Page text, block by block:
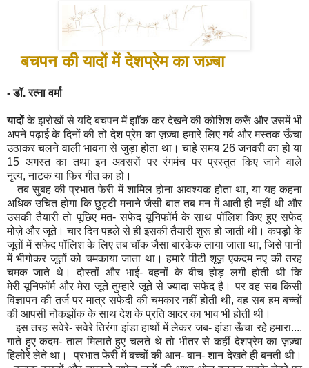
बचपन की यादों में देशप्रेम का जज़्बा
- डॉ. रत्ना वर्मा
यादोंके झरोखों से यदि बचपन में झाँक कर देखने की कोशिश करूँ और उसमें भी
अपने पढ़ाई के दिनों की तो देश प्रेम का ज़ज़्बा हमारे लिए गर्व और मस्तक ऊँचा
उठाकर चलने वाली भावना से जुड़ा होता था। चाहे समय 26 जनवरी का हो या
15 अगस्त का तथा इन अवसरों पर रंगमंच पर प्रस्तुत किए जाने वाले
नृत्य,नाटक या फिर गीत का हो।
तब सुबह की प्रभात फेरी में शामिल होना आवश्यक होता था,या यह कहना
अधिक उचित होगा कि छुट्टी मनाने जैसी बात तब मन में आती ही नहीं थी और
उसकी तैयारी तो पूछिएमत- सफेद यूनिफॉर्म के साथ पॉलिश किए हुए सफेद
मोज़ेऔर जूते। चार दिन पहले से ही इसकी तैयारी शुरू हो जाती थी। कपड़ों के
जूतों में सफेद पॉलिश के लिए तब चॉक जैसा बारकेक लाया जाता था,जिसे पानी
में भीगोकर जूतों को चमकाया जाता था। हमारे पीटी शूज़ एकदम नए की तरह
चमक जाते थे। दोस्तों और भाई- बहनों के बीच होड़ लगी होती थी कि
मेरी यूनिफॉर्म और मेरा जूतेतुम्हारे जूते से ज्यादा सफेद है। पर वह सब किसी
विज्ञापन की तर्ज पर मात्र सफेदी की चमकार नहीं होती थी,वह सब हम बच्चों
की आपसी नोकझोंक के साथ देश के प्रति आदर का भाव भी होती थी।
इस तरह सवेरे- सवेरे तिरंगा झंडा हाथों में लेकर जब- झंडा ऊँचा रहे हमारा....
गाते हुए कदम- ताल मिलाते हुए चलते थे तो भीतर से कहीं देशप्रेम का ज़ज़्बा
हिलोरे लेते था। प्रभात फेरी में बच्चों की आन- बान- शान देखते ही बनती थी।